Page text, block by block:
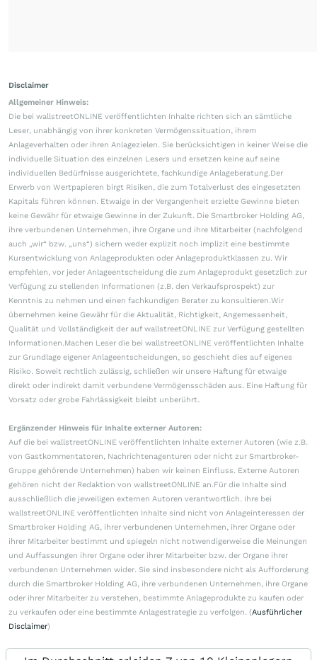
Disclaimer
Allgemeiner Hinweis:
Die bei wallstreetONLINE veröffentlichten Inhalte richten sich an sämtliche
Leser, unabhängig von ihrer konkreten Vermögenssituation, ihrem
Anlageverhalten oder ihren Anlagezielen. Sie berücksichtigen in keiner Weise die
individuelle Situation des einzelnen Lesers und ersetzen keine auf seine
individuellen Bedürfnisse ausgerichtete, fachkundige Anlageberatung.Der
Erwerb von Wertpapieren birgt Risiken, die zum Totalverlust des eingesetzten
Kapitals führen können. Etwaige in der Vergangenheit erzielte Gewinne bieten
keine Gewähr für etwaige Gewinne in der Zukunft. Die Smartbroker Holding AG,
ihre verbundenen Unternehmen, ihre Organe und ihre Mitarbeiter (nachfolgend
auch „wir“ bzw. „uns“) sichern weder explizit noch implizit eine bestimmte
Kursentwicklung von Anlageprodukten oder Anlageproduktklassen zu. Wir
empfehlen, vor jeder Anlageentscheidung die zum Anlageprodukt gesetzlich zur
Verfügung zu stellenden Informationen (z.B. den Verkaufsprospekt) zur
Kenntnis zu nehmen und einen fachkundigen Berater zu konsultieren.Wir
übernehmen keine Gewähr für die Aktualität, Richtigkeit, Angemessenheit,
Qualität und Vollständigkeit der auf wallstreetONLINE zur Verfügung gestellten
Informationen.Machen Leser die bei wallstreetONLINE veröffentlichten Inhalte
zur Grundlage eigener Anlageentscheidungen, so geschieht dies auf eigenes
Risiko. Soweit rechtlich zulässig, schließen wir unsere Haftung für etwaige
direkt oder indirekt damit verbundene Vermögensschäden aus. Eine Haftung für
Vorsatz oder grobe Fahrlässigkeit bleibt unberührt.
Ergänzender Hinweis für Inhalte externer Autoren:
Auf die bei wallstreetONLINE veröffentlichten Inhalte externer Autoren (wie z.B.
von Gastkommentatoren, Nachrichtenagenturen oder nicht zur Smartbroker-
Gruppe gehörende Unternehmen) haben wir keinen Einfluss. Externe Autoren
gehören nicht der Redaktion von wallstreetONLINE an.Für die Inhalte sind
ausschließlich die jeweiligen externen Autoren verantwortlich. Ihre bei
wallstreetONLINE veröffentlichten Inhalte sind nicht von Anlageinteressen der
Smartbroker Holding AG, ihrer verbundenen Unternehmen, ihrer Organe oder
ihrer Mitarbeiter bestimmt und spiegeln nicht notwendigerweise die Meinungen
und Auffassungen ihrer Organe oder ihrer Mitarbeiter bzw. der Organe ihrer
verbundenen Unternehmen wider. Sie sind insbesondere nicht als Aufforderung
durch die Smartbroker Holding AG, ihre verbundenen Unternehmen, ihre Organe
oder ihrer Mitarbeiter zu verstehen, bestimmte Anlageprodukte zu kaufen oder
zu verkaufen oder eine bestimmte Anlagestrategie zu verfolgen. (Ausführlicher
Disclaimer)